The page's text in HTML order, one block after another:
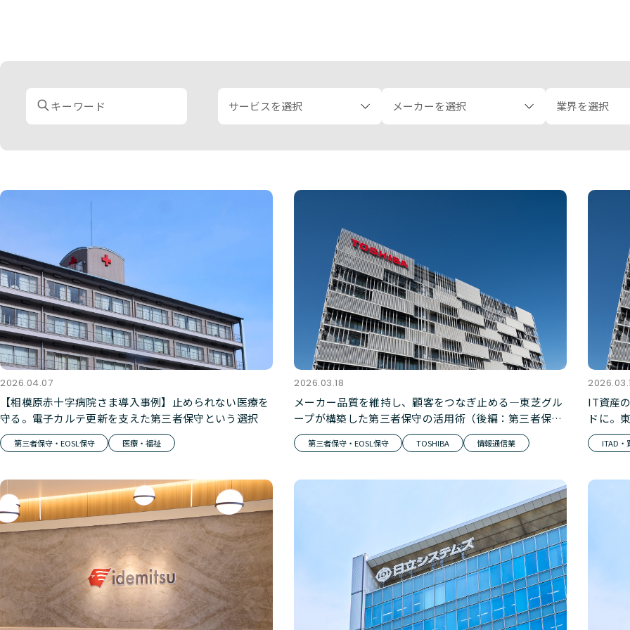
サービスを選択 メーカーを選択 業界を選択
2026.04.07
【相模原赤十字病院さま導入事例】止められない医療を
守る。電子カルテ更新を支えた第三者保守という選択
第三者保守・EOSL保守 医療・福祉
2026.03.18
メーカー品質を維持し、顧客をつなぎ止める―東芝グル
ープが構築した第三者保守の活用術（後編：第三者保守
サービス）
第三者保守・EOSL保守 TOSHIBA 情報通信業
IT資産
ドに。
能な保
ITAD・